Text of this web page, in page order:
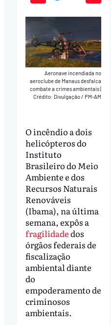
Play Mute
Aeronave incendiada no
aeroclube de Manaus desfalca
combate a crimes ambientais
Crédito: Divulgação / PM-AM
O incêndio a dois
helicópteros do
Instituto
Brasileiro do Meio
Ambiente e dos
Recursos Naturais
Renováveis
(Ibama), na última
semana, expôs a
fragilidadedos
órgãos federais de
fiscalização
ambiental diante
do
empoderamento de
criminosos
ambientais.